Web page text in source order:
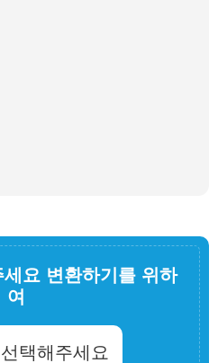
요 변환하기를 위하
여
택해주세요